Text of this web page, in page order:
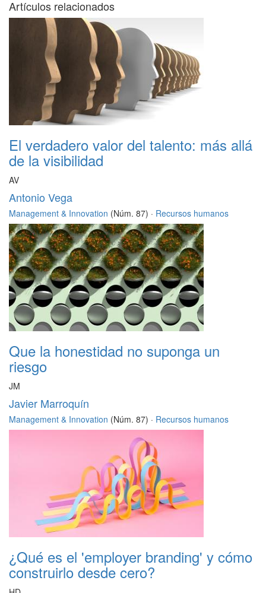
Artículos relacionados
El verdadero valor del talento: más allá
de la visibilidad
AV
Antonio Vega
Management & Innovation (Núm. 87) · Recursos humanos
Que la honestidad no suponga un
riesgo
JM
Javier Marroquín
Management & Innovation (Núm. 87) · Recursos humanos
¿Qué es el 'employer branding' y cómo
construirlo desde cero?